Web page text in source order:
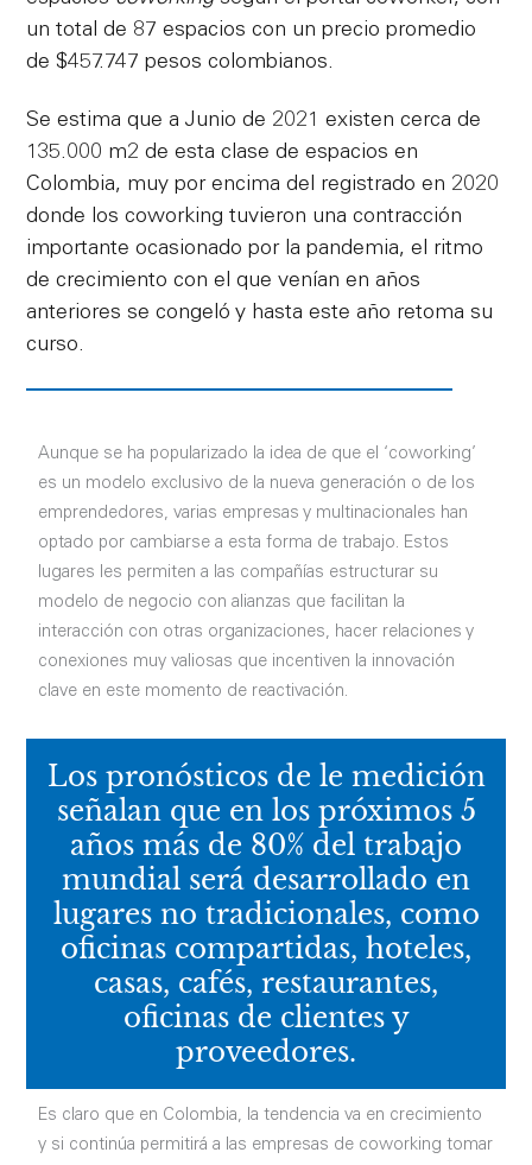
un total de 87 espacios con un precio promedio
de $457.747 pesos colombianos.
Se estima que a Junio de 2021 existen cerca de
135.000 m2 de esta clase de espacios en
Colombia, muy por encima del registrado en 2020
donde los coworking tuvieron una contracción
importante ocasionado por la pandemia, el ritmo
de crecimiento con el que venían en años
anteriores se congeló y hasta este año retoma su
curso.
Aunque se ha popularizado la idea de que el ‘coworking’
es un modelo exclusivo de la nueva generación o de los
emprendedores, varias empresas y multinacionales han
optado por cambiarse a esta forma de trabajo. Estos
lugares les permiten a las compañías estructurar su
modelo de negocio con alianzas que facilitan la
interacción con otras organizaciones, hacer relaciones y
conexiones muy valiosas que incentiven la innovación
clave en este momento de reactivación.
Los pronósticos de le medición
señalan que en los próximos 5
años más de 80% del trabajo
mundial será desarrollado en
lugares no tradicionales, como
oficinas compartidas, hoteles,
casas, cafés, restaurantes,
oficinas de clientes y
proveedores.
Es claro que en Colombia, la tendencia va en crecimiento
y si continúa permitirá a las empresas de coworking tomar